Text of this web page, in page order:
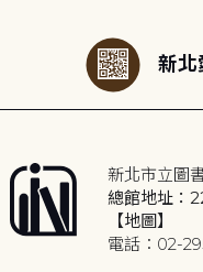
新
新北市立圖
總館地址：
【地圖】
電話：02-